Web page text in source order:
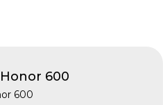
600
600